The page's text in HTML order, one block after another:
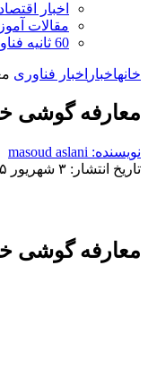
اخبار
مقالات
60 ثانیه فناوری
خانهاخبار اخبار فناوری
معارفه گوشی
نویسنده: masoud aslani
تاریخ انتشار: ۳ شهریور ۱۳۹۵
معارفه گوشی